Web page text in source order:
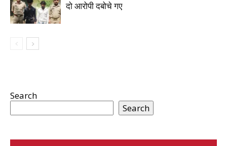
दो आरोपी दबोचे गए
Search
Search